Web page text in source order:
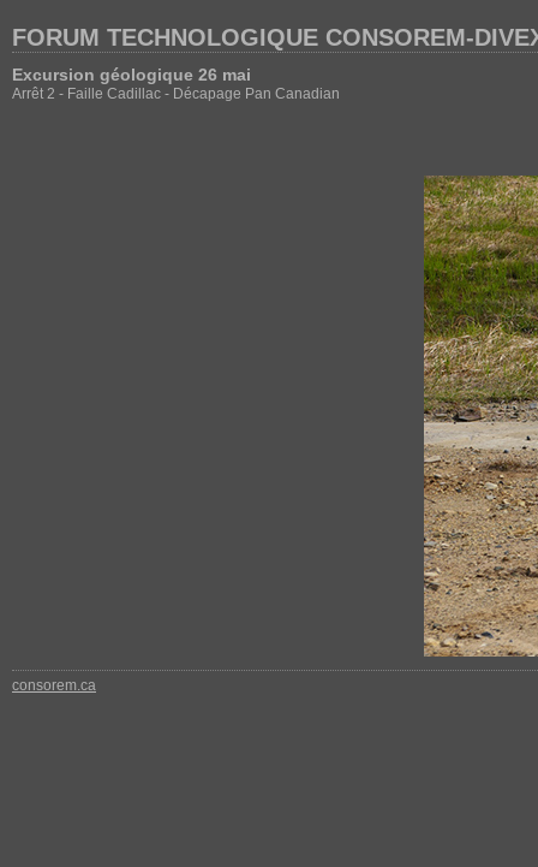
FORUM TECHNOLOGIQUE CONSOREM-
Excursion géologique 26 mai
Arrêt 2 - Faille Cadillac - Décapage Pan Canadian
consorem.ca